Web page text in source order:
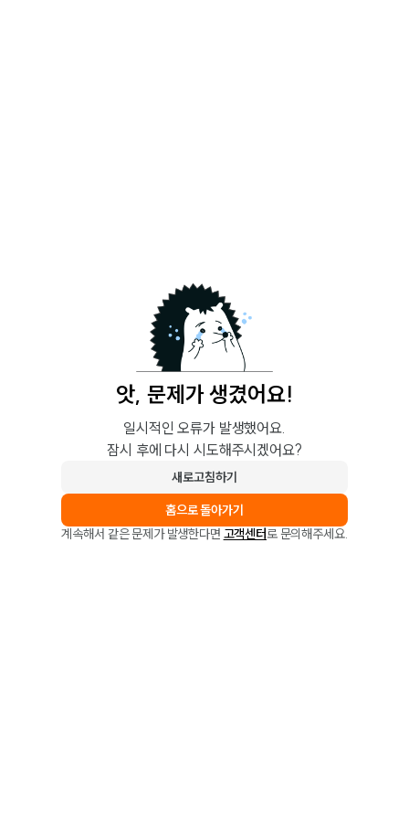
앗, 문제가 생겼어요!
일시적인 오류가 발생했어요.
잠시 후에 다시 시도해주시겠어요?
새로고침하기
홈으로 돌아가기
계속해서 같은 문제가 발생한다면 고객센터로 문의해주세요.